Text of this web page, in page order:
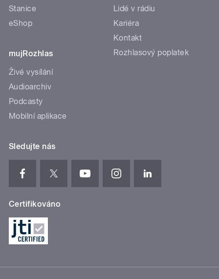
Stanice
eShop
mujRozhlas
Živé vysílání
Audioarchiv
Podcasty
Mobilní aplikace
Lidé v rádiu
Kariéra
Kontakt
Rozhlasový poplatek
Sledujte nás
Certifikováno